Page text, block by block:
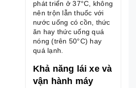
phát triển ở 37°C, không
nên trộn lẫn thuốc với
nước uống có cồn, thức
ăn hay thức uống quá
nóng (trên 50°C) hay
quá lạnh.
Khả năng lái xe và
vận hành máy